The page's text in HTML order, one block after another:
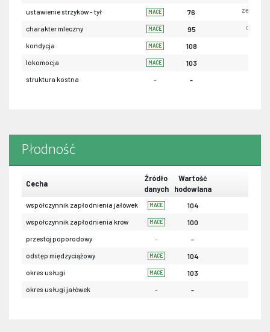
ustawienie strzyków - tył MACE 76
charakter mleczny MACE 95
kondycja MACE 108
lokomocja MACE 103
struktura kostna - -
Płodność
Cecha
Źródło
danych
Wartość
hodowlana
współczynnik zapłodnienia jałówek MACE 104
współczynnik zapłodnienia krów MACE 100
przestój poporodowy - -
odstęp międzyciążowy MACE 104
okres usługi MACE 103
okres usługi jałówek - -